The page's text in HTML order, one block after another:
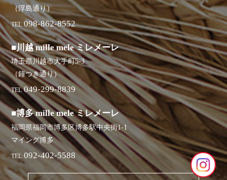
（浮島通り）
TEL 098-862-8552
■川越 mille mele ミレメーレ
埼玉県川越市大手町5-3
（鐘つき通り）
TEL 049-299-8839
■博多 mille mele ミレメーレ
福岡県福岡市博多区博多駅中央街1-1
マイング博多
TEL 092-402-5588